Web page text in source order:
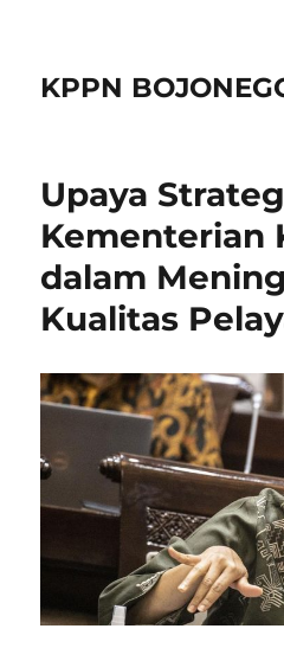
KPPN
Upaya
Kementerian
dalam
Kualitas